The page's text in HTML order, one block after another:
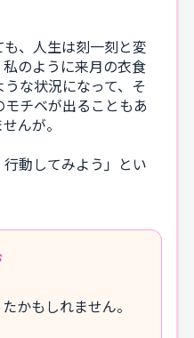
、人生は刻一刻と変
のように来月の衣食
な状況になって、そ
チベが出ることもあ
んが。
動してみよう」とい
かもしれません。